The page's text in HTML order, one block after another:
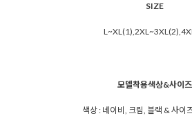
SIZE
모델착용색상&사이즈
색상 : 네이비, 크림, 블랙 & 사이